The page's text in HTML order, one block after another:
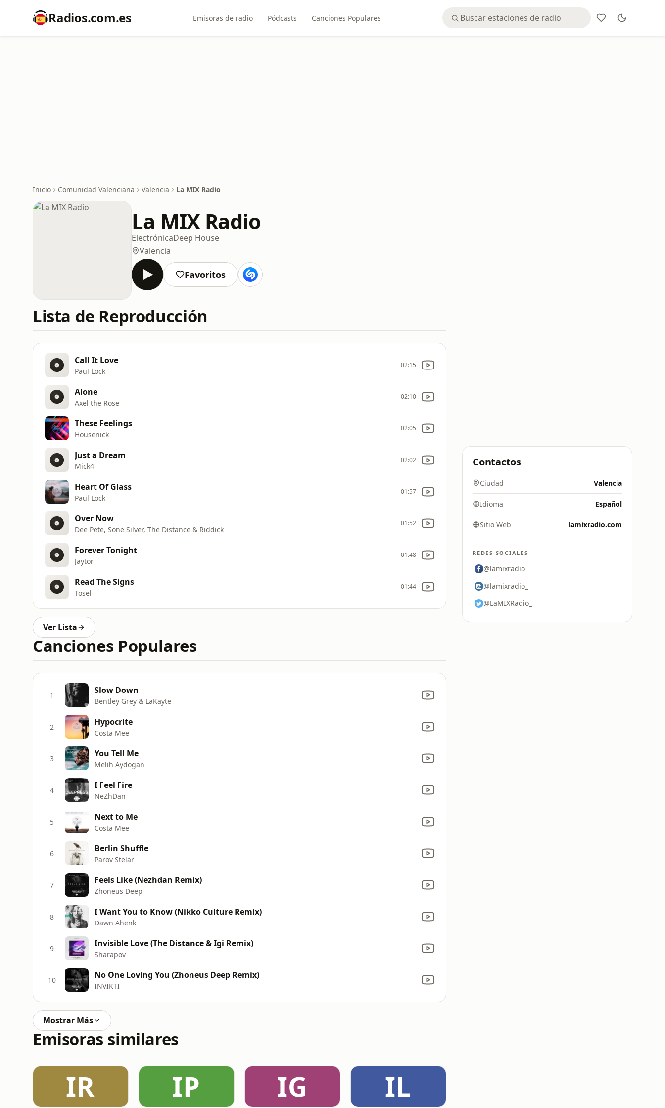
Radios.com.es Emisoras de radio Pódcasts Canciones Populares
Inicio Comunidad Valenciana Valencia La MIX Radio
La MIX Radio
ElectrónicaDeep House
Valencia
Favoritos
Lista de Reproducción
Call It Love
Paul Lock
02:15
Alone
Axel the Rose
02:10
These Feelings
Housenick
02:05
Just a Dream
Mick4
02:02
Heart Of Glass
Paul Lock
01:57
Over Now
Dee Pete, Sone Silver, The Distance & Riddick
01:52
Forever Tonight
Jaytor
01:48
Read The Signs
Tosel
01:44
Ver Lista
Canciones Populares
1 Slow Down
Bentley Grey & LaKayte
2 Hypocrite
Costa Mee
3 You Tell Me
Melih Aydogan
4 I Feel Fire
NeZhDan
5 Next to Me
Costa Mee
6 Berlin Shuffle
Parov Stelar
7 Feels Like (Nezhdan Remix)
Zhoneus Deep
8 I Want You to Know (Nikko Culture Remix)
Dawn Ahenk
9 Invisible Love (The Distance & Igi Remix)
Sharapov
10 No One Loving You (Zhoneus Deep Remix)
INVIKTI
Mostrar Más
Emisoras similares
IR IP IG IL
Contactos
Ciudad Valencia
Idioma Español
Sitio Web lamixradio.com
REDES SOCIALES
@lamixradio
@lamixradio_
@LaMIXRadio_